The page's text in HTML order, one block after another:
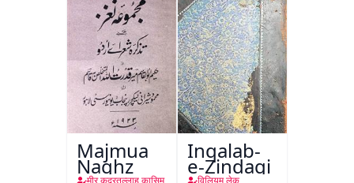
Majmua
Naghz
मीर क़ुदरतुल्लाह क़ासिम
Inqalab-
e-Zindagi
विलियम लेक